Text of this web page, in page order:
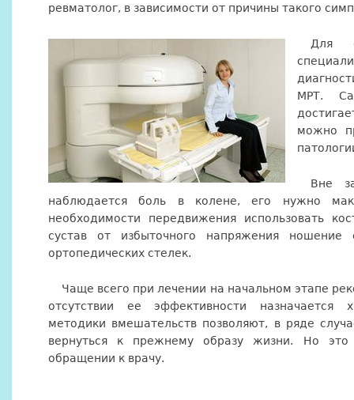
ревматолог, в зависимости от причины такого
Для
МРТ.
можно
Вне
наблюдается боль в колене, его нужно
необходимости передвижения использовать
сустав от избыточного напряжения ношение
ортопедических стелек.
Чаще всего при лечении на начальном этапе
отсутствии ее эффективности назначается
методики вмешательств позволяют, в ряде
вернуться к прежнему образу жизни. Но
обращении к врачу.